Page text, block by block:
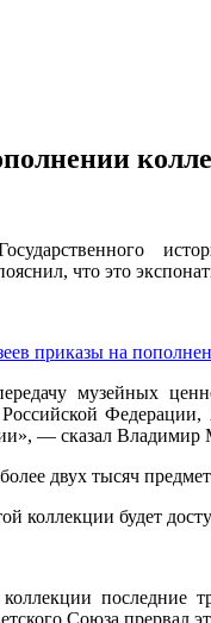
что это
приказы на
музейных
— сказал
двух тысяч
коллекции будет
последние
Союза прервал